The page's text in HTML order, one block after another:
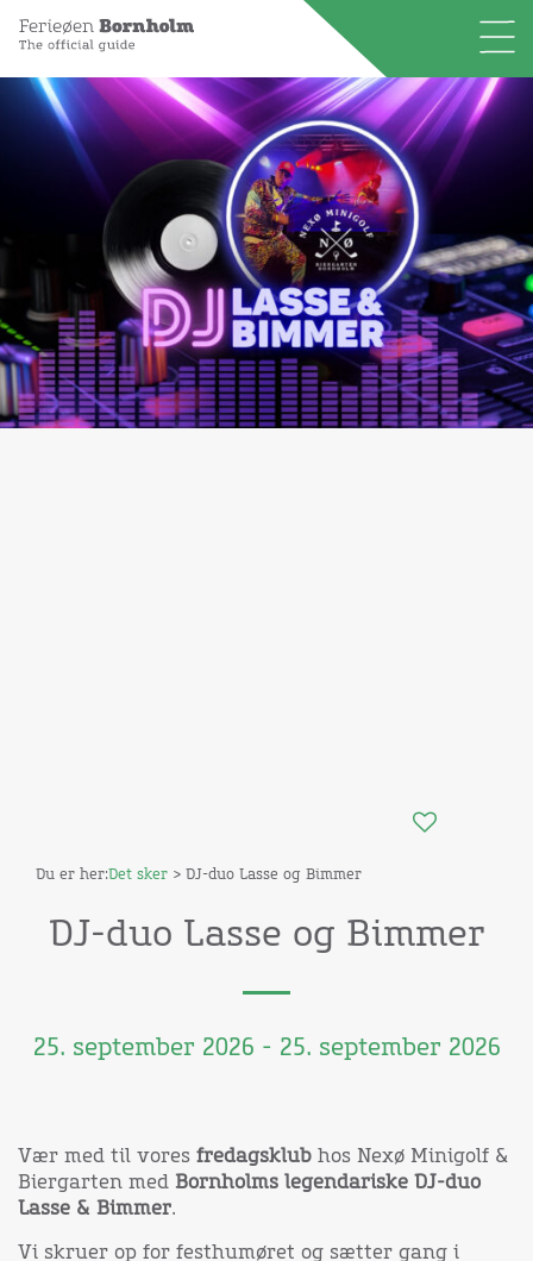
Du er her:Det sker > DJ-duo Lasse og Bimmer
DJ-duo Lasse og Bimmer
25. september 2026 - 25. september 2026
Vær med til vores fredagsklub hos Nexø Minigolf &
Biergarten med Bornholms legendariske DJ-duo
Lasse & Bimmer.
Vi skruer op for festhumøret og sætter gang i